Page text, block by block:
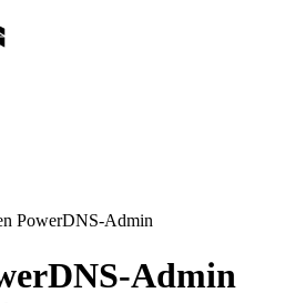
PowerDNS-Admin
Admin